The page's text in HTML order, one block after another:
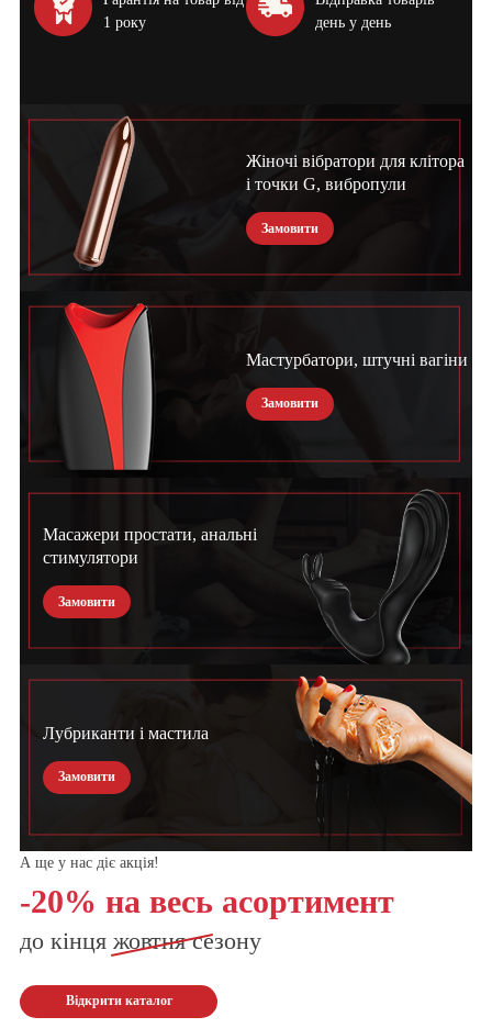
1 року
день у день
Жіночі вібратори для клітора
і точки G, вибропули
Замовити
Мастурбатори, штучні вагіни
Замовити
Масажери простати, анальні
стимулятори
Замовити
Лубриканти і мастила
Замовити
А ще у нас діє акція!
-20% на весь асортимент
до кінця жовтнясезону
Відкрити каталог